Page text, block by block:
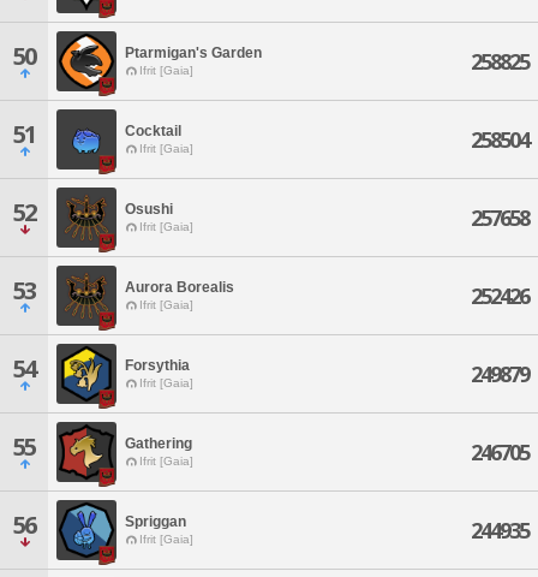
50 Ptarmigan's Garden
Ifrit [Gaia] 258825
51 Cocktail
Ifrit [Gaia] 258504
52 Osushi
Ifrit [Gaia] 257658
53 Aurora Borealis
Ifrit [Gaia] 252426
54 Forsythia
Ifrit [Gaia] 249879
55 Gathering
Ifrit [Gaia] 246705
56 Spriggan
Ifrit [Gaia] 244935